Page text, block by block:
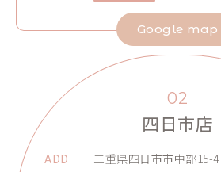
Google map
02
四日市店
ADD
三重県四日市市中部15-4